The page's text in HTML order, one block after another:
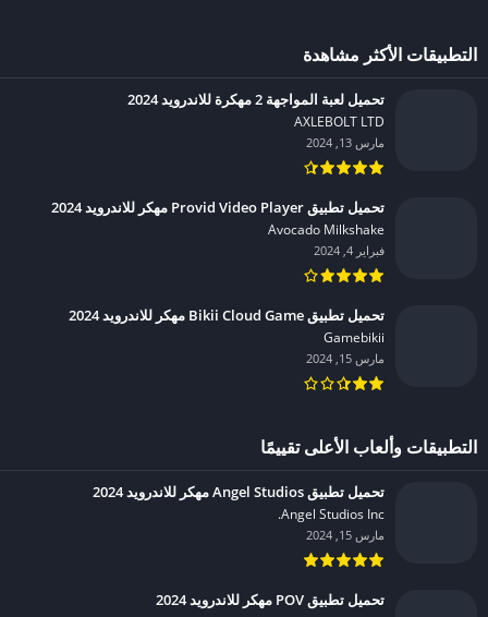
التطبيقات الأكثر مشاهدة
تحميل لعبة المواجهة 2 مهكرة للاندرويد 2024
AXLEBOLT LTD‏
مارس 13, 2024
تحميل تطبيق Provid Video Player مهكر للاندرويد 2024
Avocado Milkshake‏
فبراير 4, 2024
تحميل تطبيق Bikii Cloud Game مهكر للاندرويد 2024
Gamebikii‏
مارس 15, 2024
التطبيقات وألعاب الأعلى تقييمًا
تحميل تطبيق Angel Studios مهكر للاندرويد 2024
Angel Studios Inc.‏
مارس 15, 2024
تحميل تطبيق POV مهكر للاندرويد 2024